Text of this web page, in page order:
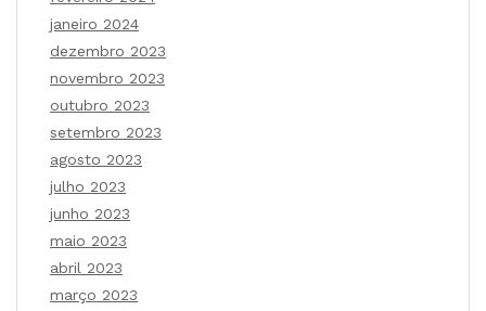
janeiro 2024
dezembro 2023
novembro 2023
outubro 2023
setembro 2023
agosto 2023
julho 2023
junho 2023
maio 2023
abril 2023
março 2023